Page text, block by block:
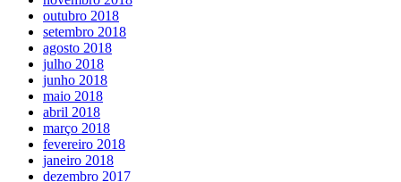
outubro 2018
setembro 2018
agosto 2018
julho 2018
junho 2018
maio 2018
abril 2018
março 2018
fevereiro 2018
janeiro 2018
dezembro 2017